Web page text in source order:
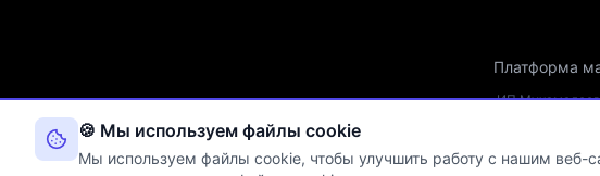
Платформа
ИП
🍪 Мы используем файлы cookie
Мы используем файлы cookie, чтобы улучшить работу с нашим веб-